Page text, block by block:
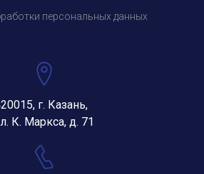
персональных данных
г. Казань,
К. Маркса, д. 71